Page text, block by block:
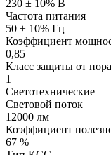
230 ± 10% В
Частота питания
50 ± 10% Гц
Коэффициент
0,85
Класс защиты от
1
Светотехнические
Световой поток
12000 лм
Коэффициент
67 %